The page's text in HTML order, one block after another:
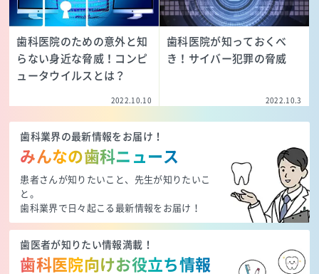
歯科医院のための意外と知
らない身近な脅威！コンピ
ュータウイルスとは？
2022.10.10
歯科医院が知っておくべ
き！サイバー犯罪の脅威
2022.10.3
歯科業界の最新情報をお届け！
みんなの歯科ニュース
患者さんが知りたいこと、先生が知りたいこ
と。
歯科業界で日々起こる最新情報をお届け！
歯医者が知りたい情報満載！
歯科医院向けお役立ち情報